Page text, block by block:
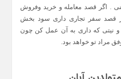
. اگر قصد معامله و خرید وفروش
قصد سفر تجاری داری سود بخش
و نیتی که داری به آن عمل کن چون
مراد تو خواهد بود.